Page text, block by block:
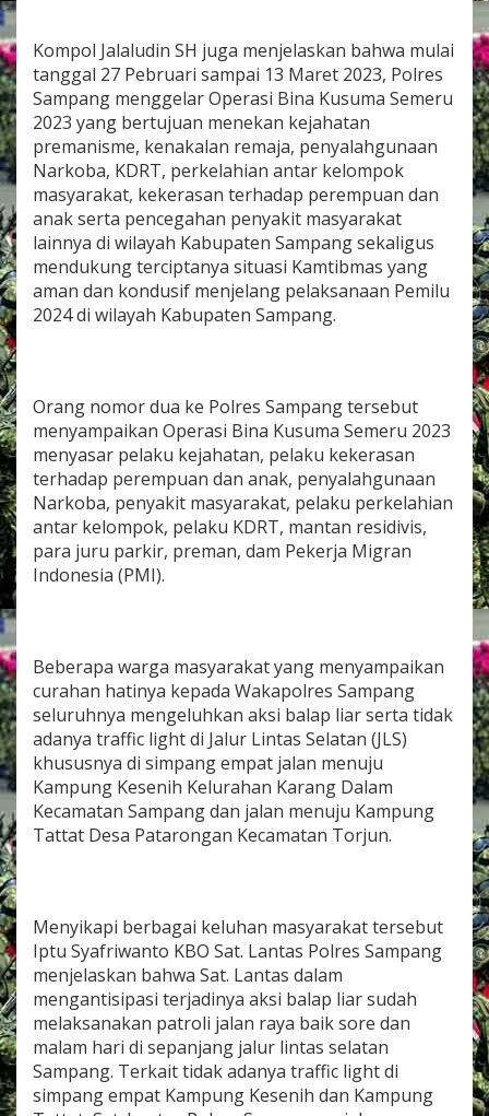
e
r
u
0
2
3
Kompol Jalaludin SH juga menjelaskan bahwa mulai
tanggal 27 Pebruari sampai 13 Maret 2023, Polres
Sampang menggelar Operasi Bina Kusuma Semeru
2023 yang bertujuan menekan kejahatan
premanisme, kenakalan remaja, penyalahgunaan
Narkoba, KDRT, perkelahian antar kelompok
masyarakat, kekerasan terhadap perempuan dan
anak serta pencegahan penyakit masyarakat
lainnya di wilayah Kabupaten Sampang sekaligus
mendukung terciptanya situasi Kamtibmas yang
aman dan kondusif menjelang pelaksanaan Pemilu
2024 di wilayah Kabupaten Sampang.
Orang nomor dua ke Polres Sampang tersebut
menyampaikan Operasi Bina Kusuma Semeru 2023
menyasar pelaku kejahatan, pelaku kekerasan
terhadap perempuan dan anak, penyalahgunaan
Narkoba, penyakit masyarakat, pelaku perkelahian
antar kelompok, pelaku KDRT, mantan residivis,
para juru parkir, preman, dam Pekerja Migran
Indonesia (PMI).
Beberapa warga masyarakat yang menyampaikan
curahan hatinya kepada Wakapolres Sampang
seluruhnya mengeluhkan aksi balap liar serta tidak
adanya traffic light di Jalur Lintas Selatan (JLS)
khususnya di simpang empat jalan menuju
Kampung Kesenih Kelurahan Karang Dalam
Kecamatan Sampang dan jalan menuju Kampung
Tattat Desa Patarongan Kecamatan Torjun.
Menyikapi berbagai keluhan masyarakat tersebut
Iptu Syafriwanto KBO Sat. Lantas Polres Sampang
menjelaskan bahwa Sat. Lantas dalam
mengantisipasi terjadinya aksi balap liar sudah
melaksanakan patroli jalan raya baik sore dan
malam hari di sepanjang jalur lintas selatan
Sampang. Terkait tidak adanya traffic light di
simpang empat Kampung Kesenih dan Kampung